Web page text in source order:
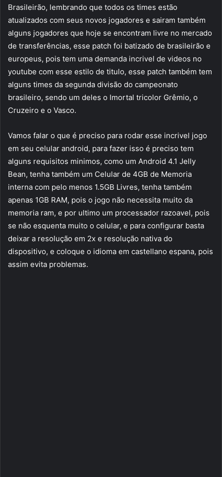
Brasileirão, lembrando que todos os times estão
atualizados com seus novos jogadores e sairam também
alguns jogadores que hoje se encontram livre no mercado
de transferências, esse patch foi batizado de brasileirão e
europeus, pois tem uma demanda incrivel de videos no
youtube com esse estilo de titulo, esse patch também tem
alguns times da segunda divisão do campeonato
brasileiro, sendo um deles o Imortal tricolor Grêmio, o
Cruzeiro e o Vasco.
Vamos falar o que é preciso para rodar esse incrivel jogo
em seu celular android, para fazer isso é preciso tem
alguns requisitos minimos, como um Android 4.1 Jelly
Bean, tenha também um Celular de 4GB de Memoria
interna com pelo menos 1.5GB Livres, tenha também
apenas 1GB RAM, pois o jogo não necessita muito da
memoria ram, e por ultimo um processador razoavel, pois
se não esquenta muito o celular, e para configurar basta
deixar a resolução em 2x e resolução nativa do
dispositivo, e coloque o idioma em castellano espana, pois
assim evita problemas.